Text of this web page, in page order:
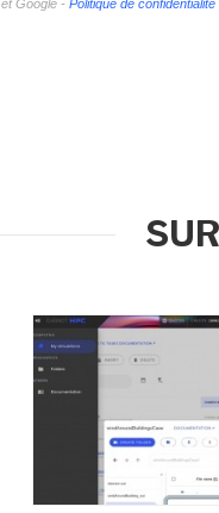
Google - Politique de confidentialité